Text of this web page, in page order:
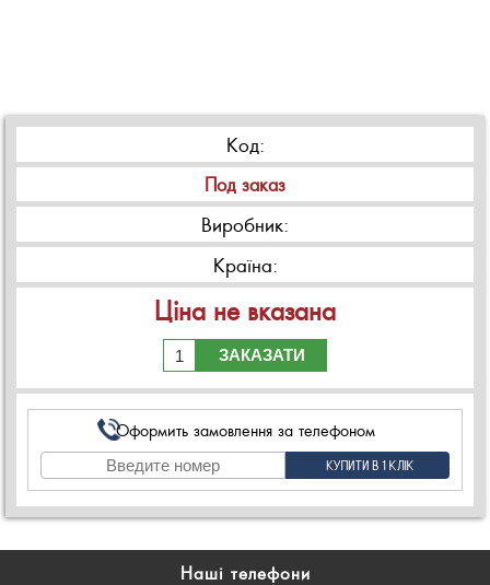
Код:
Под заказ
Виробник:
Країна:
Ціна не вказана
ЗАКАЗАТИ
Оформить замовлення за телефоном
Наші телефони